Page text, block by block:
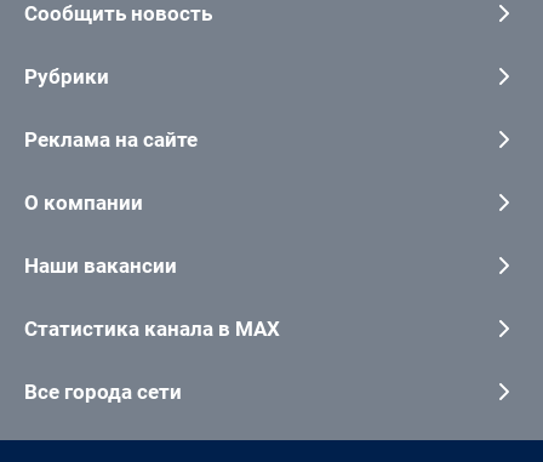
Сообщить новость
Рубрики
Реклама на сайте
О компании
Наши вакансии
Статистика канала в MAX
Все города сети